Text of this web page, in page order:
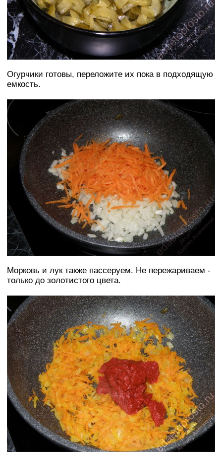
Огурчики готовы, переложите их пока в подходящую
емкость.
Морковь и лук также пассеруем. Не пережариваем -
только до золотистого цвета.